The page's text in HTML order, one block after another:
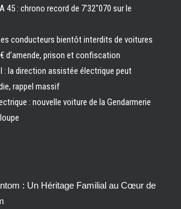
45 : chrono record de 7’32″070 sur le
conducteurs bientôt interdits de voitures
d’amende, prison et confiscation
: la direction assistée électrique peut
rappel massif
: nouvelle voiture de la Gendarmerie
: Un Héritage Familial au Cœur de